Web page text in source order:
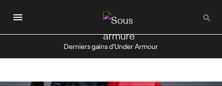
au
principal
Derniers gains d’Under Armour